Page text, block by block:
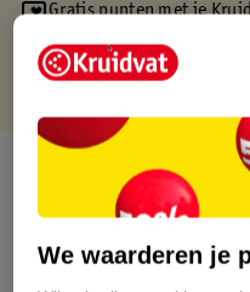
Gratis punten met je
Over dit product
Productinformatie
We waarderen je